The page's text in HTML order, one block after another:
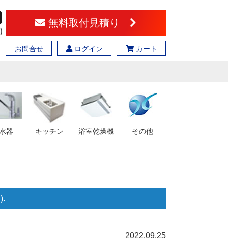
無料取付見積り
お問合せ ログイン カート
器 キッチン 浴室乾燥機 その他
2022.09.25